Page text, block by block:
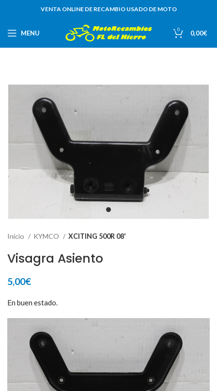
VENTA ONLINE DE RECAMBIO USADO DE MOTO
MENU 0 0,00€
Inicio KYMCO XCITING 500R 08'
Visagra Asiento
5,00€
En buen estado.